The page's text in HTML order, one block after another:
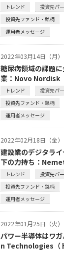
トレンド
投資先パ
投資先ファンド・銘柄
運用者メッセージ
2022年03月14日（月）
糖尿病領域の課題
業：Novo Nordisk
トレンド
投資先パ
投資先ファンド・銘柄
運用者メッセージ
2022年02月18日（金）
建設業のデジタラ
下の力持ち：
トレンド
投資先パ
投資先ファンド・銘柄
運用者メッセージ
2022年01月25日（火）
パワー半導体はワ
n Technologies（